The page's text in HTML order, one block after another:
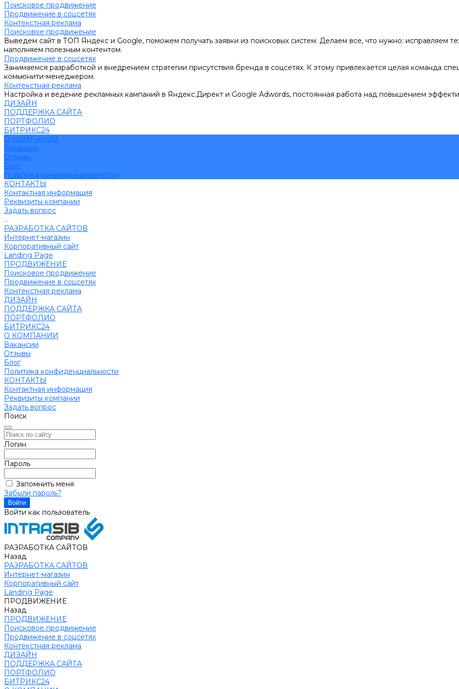
Поисковое продвижение
Продвижение в соцсетях
Контекстная реклама
Поисковое продвижение
Выведем сайт в ТОП Яндекс и Google, поможем получать заявки из поисковых систем. Делаем все, что нужно: исправляем
наполняем полезным контентом.
Продвижение в соцсетях
Занимаемся разработкой и внедрением стратегии присутствия бренда в соцсетях. К этому привлекается целая команда
комьюнити-менеджером.
Контекстная реклама
Настройка и ведение рекламных кампаний в Яндекс.Директ и Google Adwords, постоянная работа над повышением
ДИЗАЙН
ПОДДЕРЖКА САЙТА
ПОРТФОЛИО
БИТРИКС24
О КОМПАНИИ
Вакансии
Отзывы
Блог
Политика конфиденциальности
КОНТАКТЫ
Контактная информация
Реквизиты компании
Задать вопрос
...
РАЗРАБОТКА САЙТОВ
Интернет-магазин
Корпоративный сайт
Landing Page
ПРОДВИЖЕНИЕ
Поисковое продвижение
Продвижение в соцсетях
Контекстная реклама
ДИЗАЙН
ПОДДЕРЖКА САЙТА
ПОРТФОЛИО
БИТРИКС24
О КОМПАНИИ
Вакансии
Отзывы
Блог
Политика конфиденциальности
КОНТАКТЫ
Контактная информация
Реквизиты компании
Задать вопрос
Поиск
Логин
Пароль
Запомнить меня
Забыли пароль?
Войти как пользователь
РАЗРАБОТКА САЙТОВ
Назад
РАЗРАБОТКА САЙТОВ
Интернет-магазин
Корпоративный сайт
Landing Page
ПРОДВИЖЕНИЕ
Назад
ПРОДВИЖЕНИЕ
Поисковое продвижение
Продвижение в соцсетях
Контекстная реклама
ДИЗАЙН
ПОДДЕРЖКА САЙТА
ПОРТФОЛИО
БИТРИКС24